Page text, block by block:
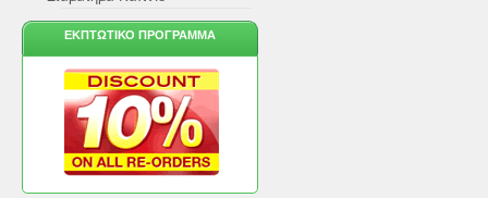
ΕΚΠΤΩΤΙΚΌ ΠΡΌΓΡΑΜΜΑ